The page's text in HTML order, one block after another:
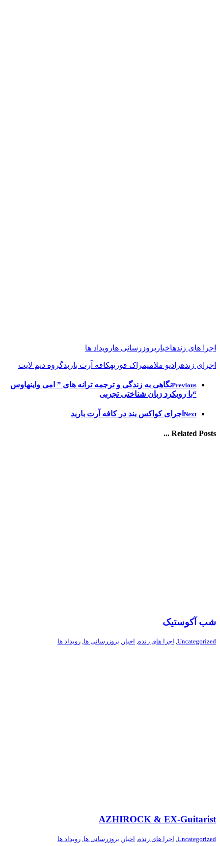
اجرا های زندهاخبار بروزرسانی هارویداد ها
اجرای زندهرادیو ملامیمراک فورتهکافه آرت باربدگروه دیم لایت
Previousنگاهی به زندگی و ترجمه ترانه های ” امی واینهاوس
“با رویکرد زبان شناختی تجربی
Next اجرای کواکس بند در کافه آرت باربد
Related Posts ...
شب آکوستیک
Uncategorized
, اجرا های زنده, اخبار , بروزرسانی ها, رویداد ها
AZHIROCK & EX-Guitarist
Uncategorized اجرا های زنده اخبار بروزرسانی ها رویداد ها